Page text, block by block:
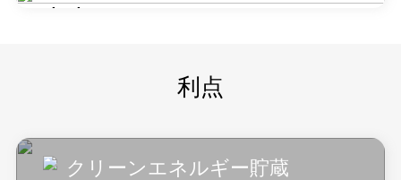
Nimbus Pro
利点
クリーンエネルギー貯蔵